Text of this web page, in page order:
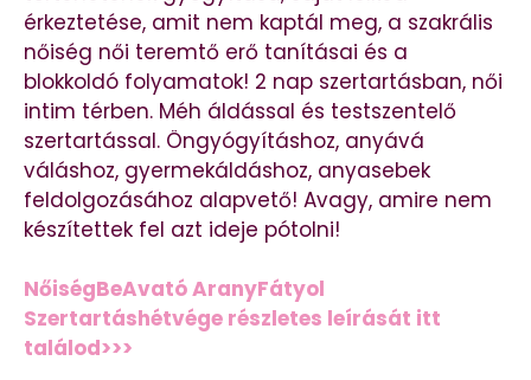
érkeztetése, amit nem kaptál meg, a szakrális
nőiség női teremtő erő tanításai és a
blokkoldó folyamatok! 2 nap szertartásban, női
intim térben. Méh áldással és testszentelő
szertartással. Öngyógyításhoz, anyává
váláshoz, gyermekáldáshoz, anyasebek
feldolgozásához alapvető! Avagy, amire nem
készítettek fel azt ideje pótolni!
NőiségBeAvató AranyFátyol
Szertartáshétvége részletes leírását itt
találod>>>